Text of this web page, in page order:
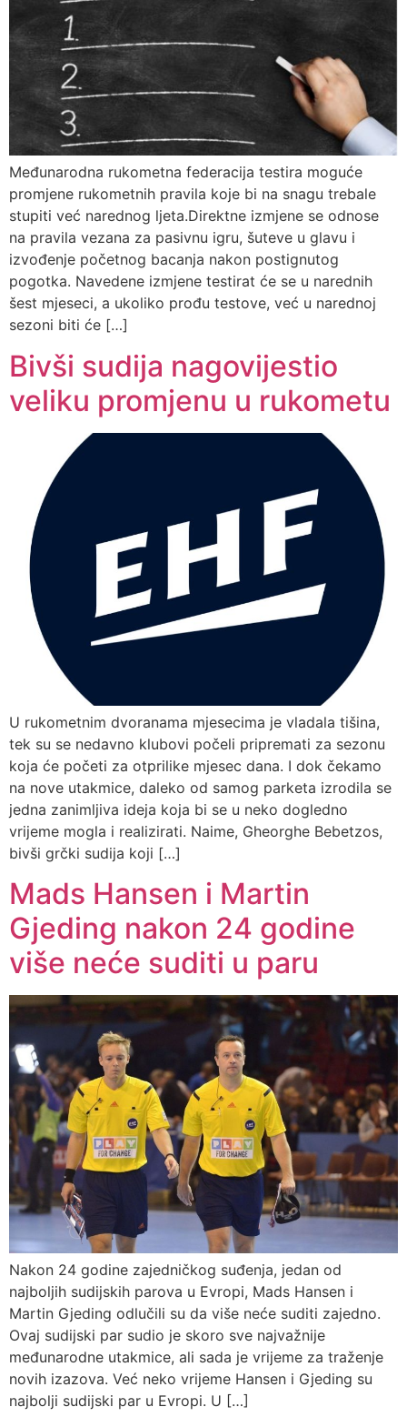
Međunarodna rukometna federacija testira moguće
promjene rukometnih pravila koje bi na snagu trebale
stupiti već narednog ljeta.Direktne izmjene se odnose
na pravila vezana za pasivnu igru, šuteve u glavu i
izvođenje početnog bacanja nakon postignutog
pogotka. Navedene izmjene testirat će se u narednih
šest mjeseci, a ukoliko prođu testove, već u narednoj
sezoni biti će […]
Bivši sudija nagovijestio
veliku promjenu u rukometu
U rukometnim dvoranama mjesecima je vladala tišina,
tek su se nedavno klubovi počeli pripremati za sezonu
koja će početi za otprilike mjesec dana. I dok čekamo
na nove utakmice, daleko od samog parketa izrodila se
jedna zanimljiva ideja koja bi se u neko dogledno
vrijeme mogla i realizirati. Naime, Gheorghe Bebetzos,
bivši grčki sudija koji […]
Mads Hansen i Martin
Gjeding nakon 24 godine
više neće suditi u paru
Nakon 24 godine zajedničkog suđenja, jedan od
najboljih sudijskih parova u Evropi, Mads Hansen i
Martin Gjeding odlučili su da više neće suditi zajedno.
Ovaj sudijski par sudio je skoro sve najvažnije
međunarodne utakmice, ali sada je vrijeme za traženje
novih izazova. Već neko vrijeme Hansen i Gjeding su
najbolji sudijski par u Evropi. U […]